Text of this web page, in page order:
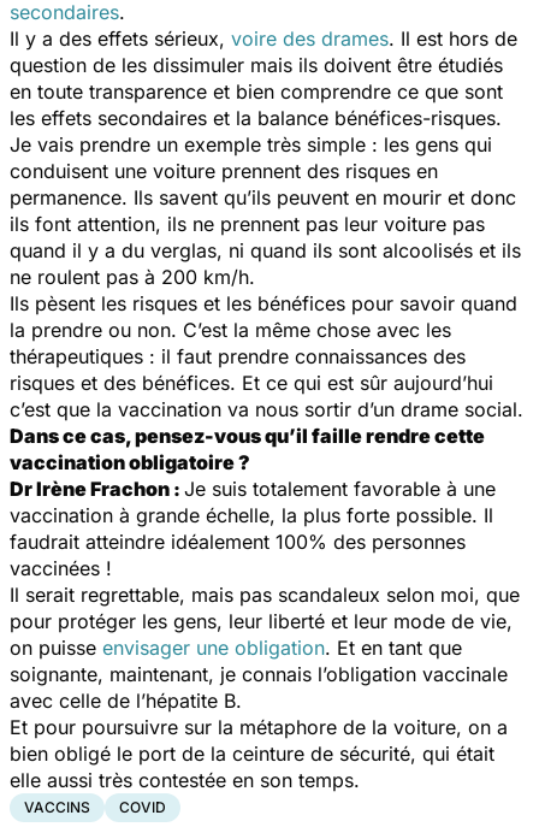
secondaires.
Il y a des effets sérieux, voire des drames. Il est hors de
question de les dissimuler mais ils doivent être étudiés
en toute transparence et bien comprendre ce que sont
les effets secondaires et la balance bénéfices-risques.
Je vais prendre un exemple très simple : les gens qui
conduisent une voiture prennent des risques en
permanence. Ils savent qu’ils peuvent en mourir et donc
ils font attention, ils ne prennent pas leur voiture pas
quand il y a du verglas, ni quand ils sont alcoolisés et ils
ne roulent pas à 200 km/h.
Ils pèsent les risques et les bénéfices pour savoir quand
la prendre ou non. C’est la même chose avec les
thérapeutiques : il faut prendre connaissances des
risques et des bénéfices. Et ce qui est sûr aujourd’hui
c’est que la vaccination va nous sortir d’un drame social.
Dans ce cas, pensez-vous qu’il faille rendre cette
vaccination obligatoire ?
Dr Irène Frachon : Je suis totalement favorable à une
vaccination à grande échelle, la plus forte possible. Il
faudrait atteindre idéalement 100% des personnes
vaccinées !
Il serait regrettable, mais pas scandaleux selon moi, que
pour protéger les gens, leur liberté et leur mode de vie,
on puisse envisager une obligation. Et en tant que
soignante, maintenant, je connais l’obligation vaccinale
avec celle de l’hépatite B.
Et pour poursuivre sur la métaphore de la voiture, on a
bien obligé le port de la ceinture de sécurité, qui était
elle aussi très contestée en son temps.
VACCINS COVID